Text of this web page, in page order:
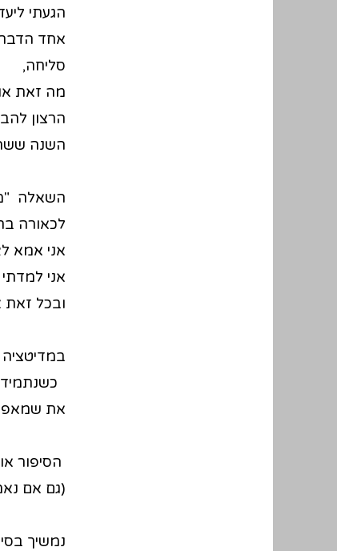
הגעתי
אחד
סליחה,
מה זאת
הרצון
השנה
השאלה
לכאורה
אני אמא ל2, אני בת 42, אני גדלתי בירושלים,
אני למדתי
ובכל
במדיטציה
את
הסיפור
(גם אם
נמשיך